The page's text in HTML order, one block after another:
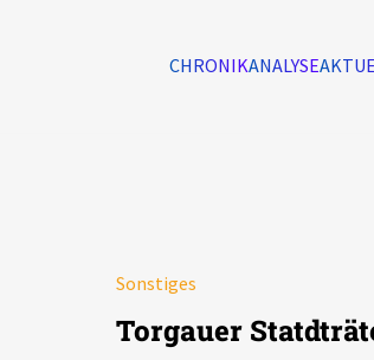
CHRONIKANALYSE
Sonstiges
Torgauer